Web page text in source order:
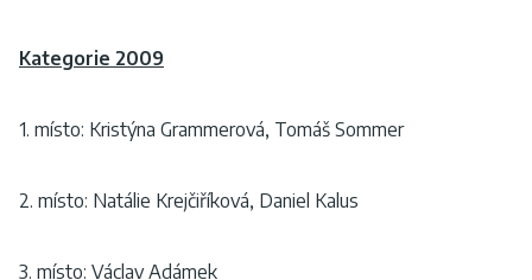
Kategorie 2009
1. místo: Kristýna Grammerová, Tomáš Sommer
2. místo: Natálie Krejčiříková, Daniel Kalus
3. místo: Václav Adámek